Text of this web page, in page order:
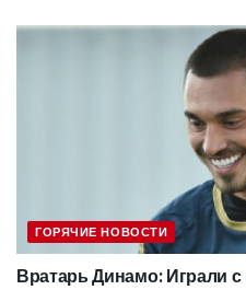
ГОРЯЧИЕ НОВОСТИ
Вратарь Динамо: Играли